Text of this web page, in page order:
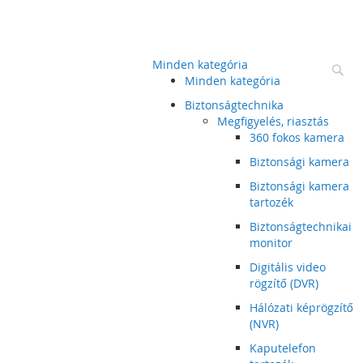
Minden kategória
Minden kategória
Biztonságtechnika
Megfigyelés, riasztás
360 fokos kamera
Biztonsági kamera
Biztonsági kamera
tartozék
Biztonságtechnikai
monitor
Digitális video
rögzítő (DVR)
Hálózati képrögzítő
(NVR)
Kaputelefon